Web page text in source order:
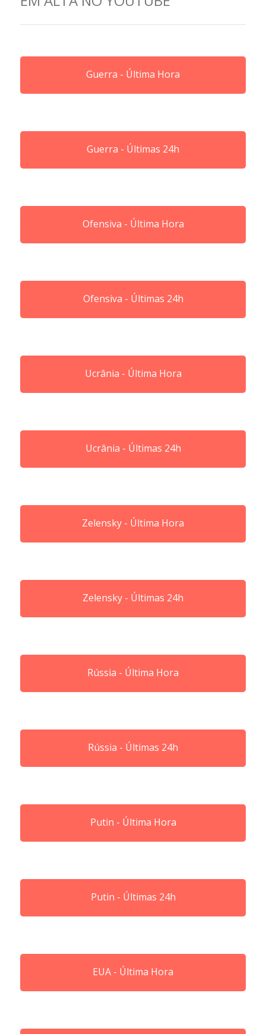
Guerra - Última Hora
Guerra - Últimas 24h
Ofensiva - Última Hora
Ofensiva - Últimas 24h
Ucrânia - Última Hora
Ucrânia - Últimas 24h
Zelensky - Última Hora
Zelensky - Últimas 24h
Rússia - Última Hora
Rússia - Últimas 24h
Putin - Última Hora
Putin - Últimas 24h
EUA - Última Hora